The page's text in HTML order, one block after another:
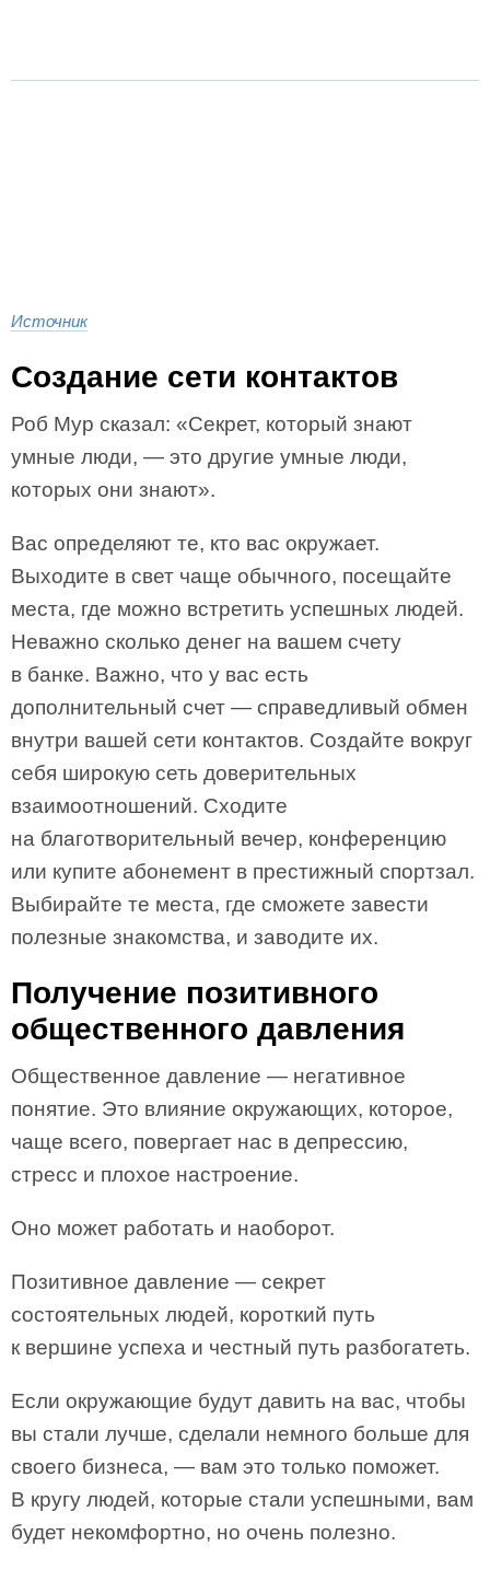
Источник
Создание сети контактов
Роб Мур сказал: «Секрет, который знают
умные люди, — это другие умные люди,
которых они знают».
Вас определяют те, кто вас окружает.
Выходите в свет чаще обычного, посещайте
места, где можно встретить успешных людей.
Неважно сколько денег на вашем счету
в банке. Важно, что у вас есть
дополнительный счет — справедливый обмен
внутри вашей сети контактов. Создайте вокруг
себя широкую сеть доверительных
взаимоотношений. Сходите
на благотворительный вечер, конференцию
или купите абонемент в престижный спортзал.
Выбирайте те места, где сможете завести
полезные знакомства, и заводите их.
Получение позитивного
общественного давления
Общественное давление — негативное
понятие. Это влияние окружающих, которое,
чаще всего, повергает нас в депрессию,
стресс и плохое настроение.
Оно может работать и наоборот.
Позитивное давление — секрет
состоятельных людей, короткий путь
к вершине успеха и честный путь разбогатеть.
Если окружающие будут давить на вас, чтобы
вы стали лучше, сделали немного больше для
своего бизнеса, — вам это только поможет.
В кругу людей, которые стали успешными, вам
будет некомфортно, но очень полезно.